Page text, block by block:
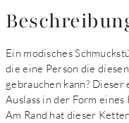
Ein modisches
die eine Person die
gebrauchen kann?
Auslass in der Form
Am Rand hat dieser